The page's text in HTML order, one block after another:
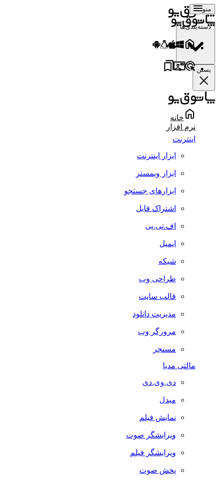
منو
دسته‌بندی‌ها
بستن
خانه
نرم افزار
اینترنت
ابزار اینترنت
ابزار وبمستر
ابزارهای جستجو
اشتراک فایل
اف.تی.پی
ایمیل
شبکه
طراحی وب
قالب سایت
مدیریت دانلود
مرورگر وب
مسنجر
مالتی مدیا
دی.وی.دی
مبدل
نمایش فیلم
ویرایشگر صوت
ویرایشگر فیلم
پخش صوت